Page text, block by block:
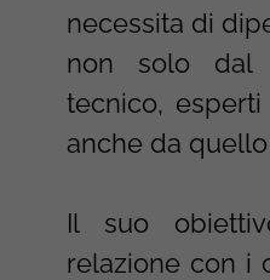
necessita di
non solo dal
tecnico,
anche da
Il suo
relazione con i